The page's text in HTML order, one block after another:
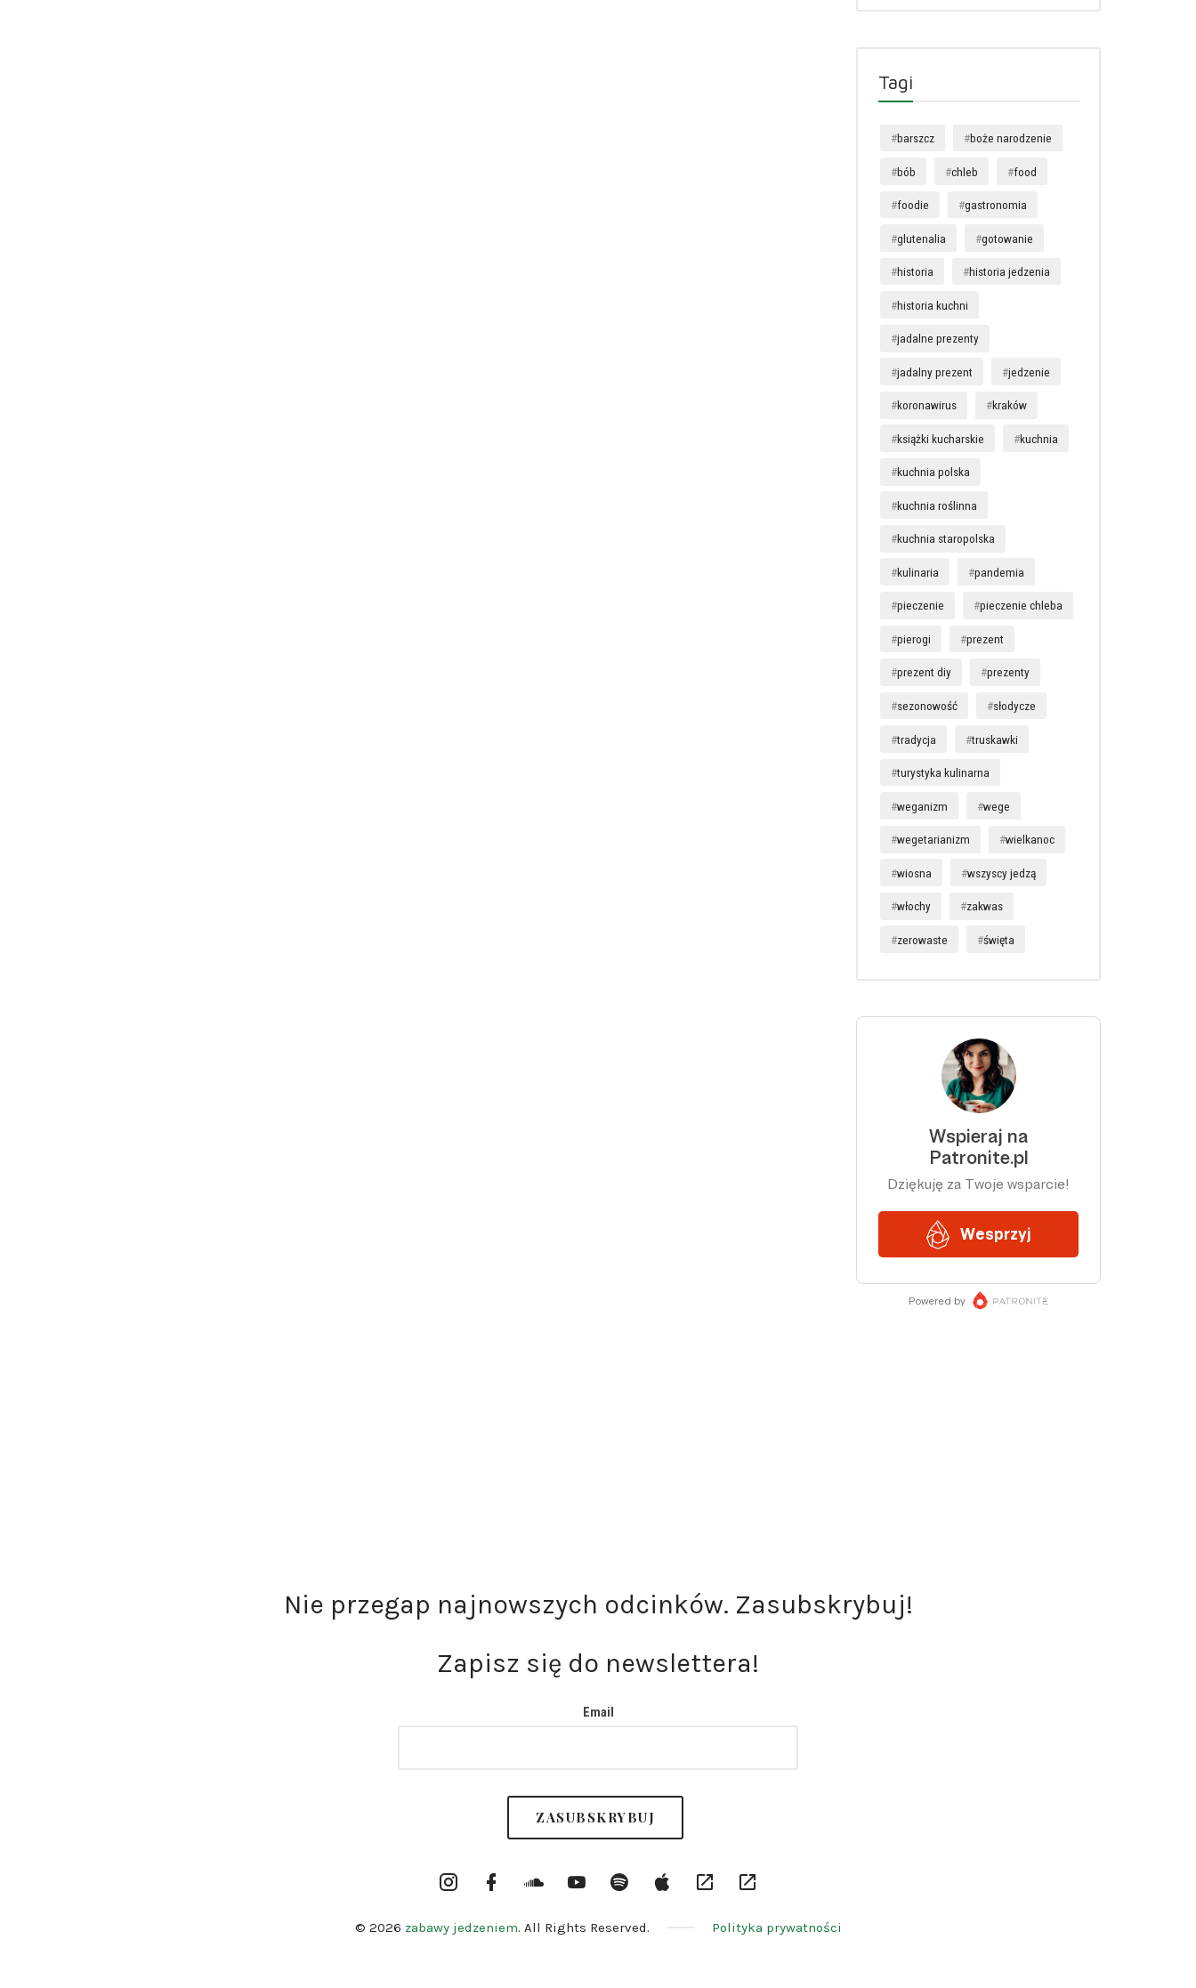
Tagi
barszcz boże narodzenie
bób chleb food
foodie gastronomia
glutenalia gotowanie
historia historia jedzenia
historia kuchni
jadalne prezenty
jadalny prezent jedzenie
koronawirus kraków
książki kucharskie kuchnia
kuchnia polska
kuchnia roślinna
kuchnia staropolska
kulinaria pandemia
pieczenie pieczenie chleba
pierogi prezent
prezent diy prezenty
sezonowość słodycze
tradycja truskawki
turystyka kulinarna
weganizm wege
wegetarianizm wielkanoc
wiosna wszyscy jedzą
włochy zakwas
zerowaste święta
Nie przegap najnowszych odcinków. Zasubskrybuj!
Zapisz się do newslettera!
Email
InstargramFacebook
Profile
Soundcloud
YouTube
Channel
Spotify itunes
© 2026 zabawy jedzeniem. All Rights Reserved. Polityka prywatności